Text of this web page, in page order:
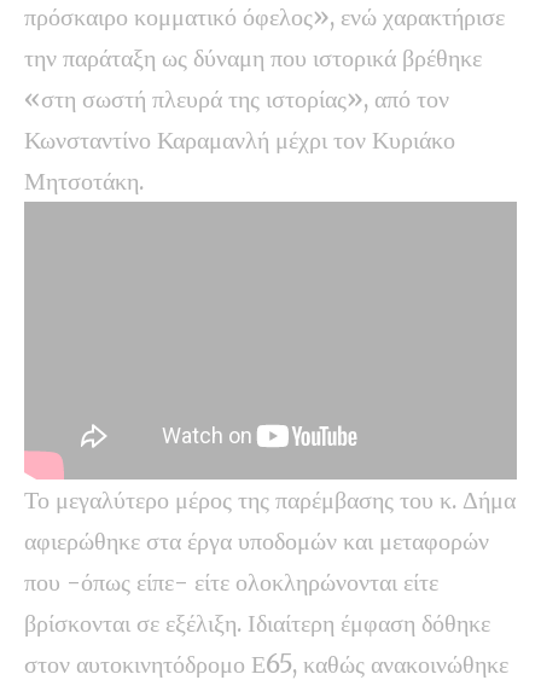
πρόσκαιρο κομματικό όφελος», ενώ χαρακτήρισε
την παράταξη ως δύναμη που ιστορικά βρέθηκε
«στη σωστή πλευρά της ιστορίας», από τον
Κωνσταντίνο Καραμανλή μέχρι τον Κυριάκο
Μητσοτάκη.
Το μεγαλύτερο μέρος της παρέμβασης του κ. Δήμα
αφιερώθηκε στα έργα υποδομών και μεταφορών
που -όπως είπε- είτε ολοκληρώνονται είτε
βρίσκονται σε εξέλιξη. Ιδιαίτερη έμφαση δόθηκε
στον αυτοκινητόδρομο Ε65, καθώς ανακοινώθηκε